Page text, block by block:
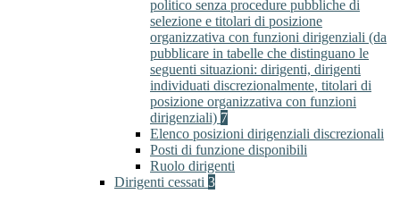
politico senza procedure pubbliche di
selezione e titolari di posizione
organizzativa con funzioni dirigenziali (da
pubblicare in tabelle che distinguano le
seguenti situazioni: dirigenti, dirigenti
individuati discrezionalmente, titolari di
posizione organizzativa con funzioni
dirigenziali) 7
Elenco posizioni dirigenziali discrezionali
Posti di funzione disponibili
Ruolo dirigenti
Dirigenti cessati 3